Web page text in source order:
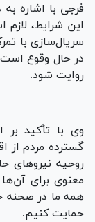
فرجی با اشاره
این شرایط،
سریال‌سازی با
در حال وقوع
روایت شود.
وی با تأکید
گسترده مردم
روحیه نیروهای
معنوی برای
همه ما در صحنه
حمایت کنیم.